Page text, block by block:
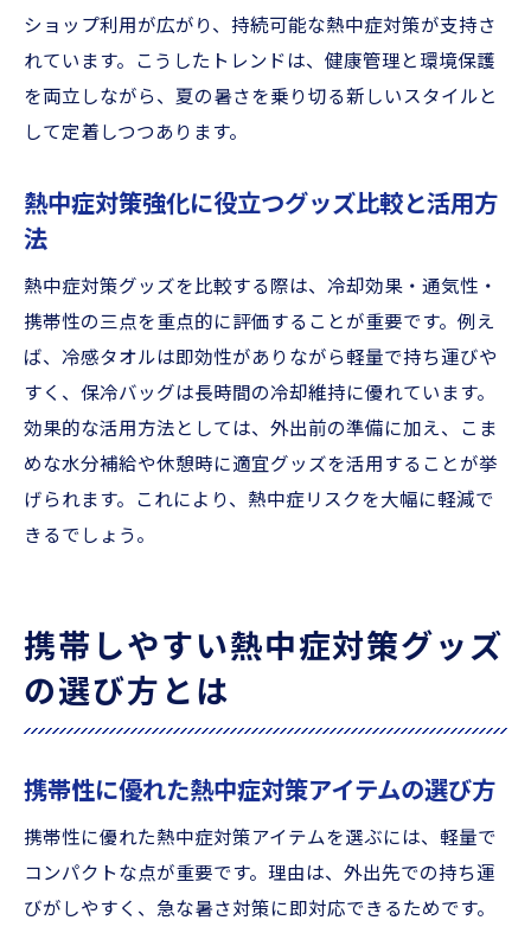
ショップ利用が広がり、持続可能な熱中症対策が支持さ
れています。こうしたトレンドは、健康管理と環境保護
を両立しながら、夏の暑さを乗り切る新しいスタイルと
して定着しつつあります。
熱中症対策強化に役立つグッズ比較と活用方
法
熱中症対策グッズを比較する際は、冷却効果・通気性・
携帯性の三点を重点的に評価することが重要です。例え
ば、冷感タオルは即効性がありながら軽量で持ち運びや
すく、保冷バッグは長時間の冷却維持に優れています。
効果的な活用方法としては、外出前の準備に加え、こま
めな水分補給や休憩時に適宜グッズを活用することが挙
げられます。これにより、熱中症リスクを大幅に軽減で
きるでしょう。
携帯しやすい熱中症対策グッズ
の選び方とは
携帯性に優れた熱中症対策アイテムの選び方
携帯性に優れた熱中症対策アイテムを選ぶには、軽量で
コンパクトな点が重要です。理由は、外出先での持ち運
びがしやすく、急な暑さ対策に即対応できるためです。